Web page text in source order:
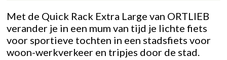
Met de Quick Rack Extra Large van ORTLIEB
verander je in een mum van tijd je lichte fiets
voor sportieve tochten in een stadsfiets voor
woon-werkverkeer en tripjes door de stad.